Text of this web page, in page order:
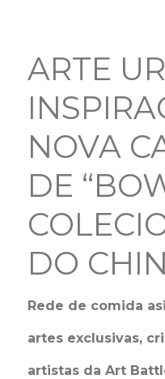
ARTE
NOVA
DE
DO
Rede de comida
artes exclusivas,
artistas da Art